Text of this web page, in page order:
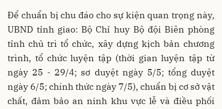
Để chuẩn bị chu đáo cho sự kiện quan trọng này,
UBND tỉnh giao: Bộ Chỉ huy Bộ đội Biên phòng
tỉnh chủ trì tổ chức, xây dựng kịch bản chương
trình, tổ chức luyện tập (thời gian luyện tập từ
ngày 25 - 29/4; sơ duyệt ngày 5/5; tổng duyệt
ngày 6/5; chính thức ngày 7/5), chuẩn bị cơ sở vật
chất, đảm bảo an ninh khu vực lễ và điều phối